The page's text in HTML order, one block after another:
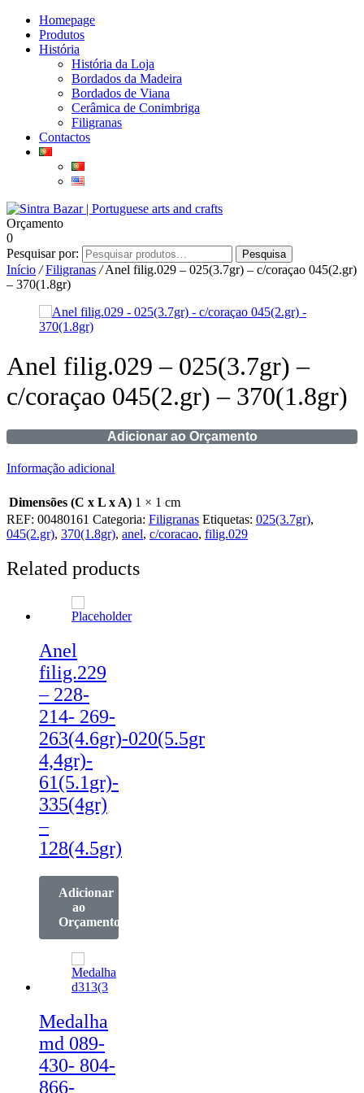
Homepage
Produtos
História
História da Loja
Bordados da Madeira
Bordados de Viana
Cerâmica de Conimbriga
Filigranas
Contactos
Orçamento
0
Pesquisar por:
Pesquisa
Início / Filigranas /Anel filig.029 – 025(3.7gr) – c/coraçao 045(2.gr)
– 370(1.8gr)
Anel filig.029 – 025(3.7gr) –
c/coraçao 045(2.gr) – 370(1.8gr)
Adicionar ao Orçamento
Informação adicional
Dimensões (C x L x A) 1 × 1 cm
REF: 00480161 Categoria: Filigranas Etiquetas: 025(3.7gr),
045(2.gr), 370(1.8gr), anel, c/coracao, filig.029
Related products
Anel
filig.229
– 228-
214- 269-
263(4.6gr)-020(5.5gr
4,4gr)-
61(5.1gr)-
335(4gr)
–
128(4.5gr)
Adicionar
ao
Orçamento
Medalha
md 089-
430- 804-
866-